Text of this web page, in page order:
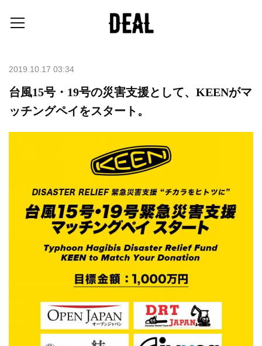
2019.10.17 03:34
台風15号・19号の災害支援として、KEENがマ
ッチングペイをスタート。